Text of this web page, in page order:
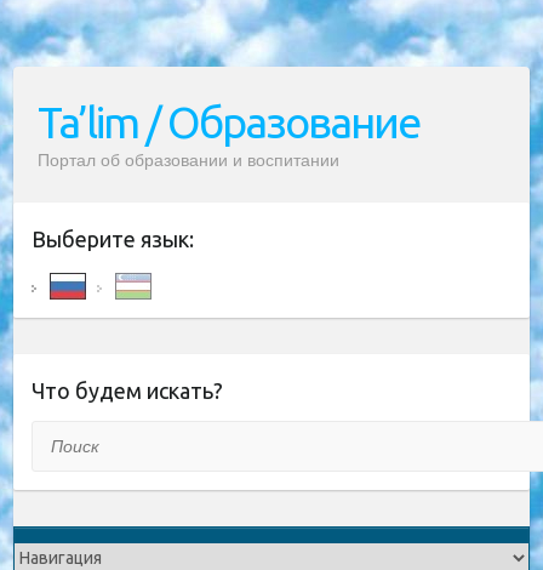
Ta’lim / Образование
Портал об образовании и воспитании
Выберите язык:
Что будем искать?